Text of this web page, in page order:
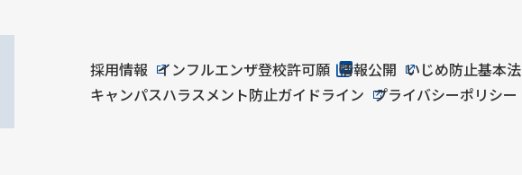
採用情報 インフルエンザ登校許可願 情報公開 いじめ防止基本法
キャンパスハラスメント防止ガイドライン プライバシーポリシー